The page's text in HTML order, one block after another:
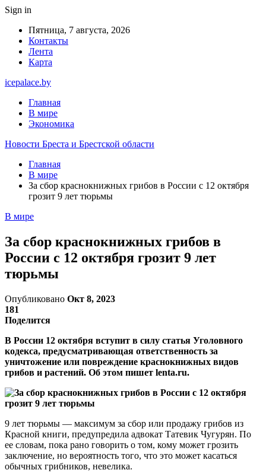
Sign in
Пятница, 7 августа, 2026
Контакты
Лента
Карта
icepalace.by
Главная
В мире
Экономика
Новости Бреста и Брестской области
Главная
В мире
За сбор краснокнижных грибов в России с 12 октября
грозит 9 лет тюрьмы
В мире
За сбор краснокнижных грибов в
России с 12 октября грозит 9 лет
тюрьмы
Опубликовано Окт 8, 2023
181
Поделится
В России 12 октября вступит в силу статья Уголовного
кодекса, предусматривающая ответственность за
уничтожение или повреждение краснокнижных видов
грибов и растений. Об этом пишет lenta.ru.
9 лет тюрьмы — максимум за сбор или продажу грибов из
Красной книги, предупредила адвокат Татевик Чугурян. По
ее словам, пока рано говорить о том, кому может грозить
заключение, но вероятность того, что это может касаться
обычных грибников, невелика.